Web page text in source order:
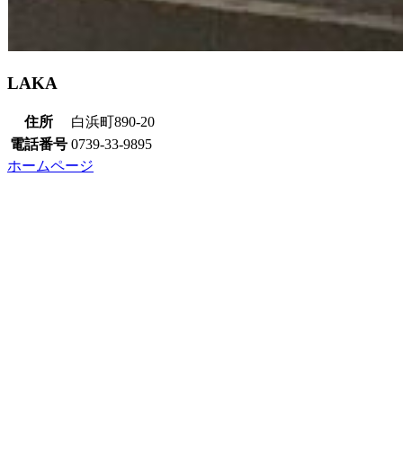
LAKA
住所
白浜町890-20
電話番号 0739-33-9895
ホームページ